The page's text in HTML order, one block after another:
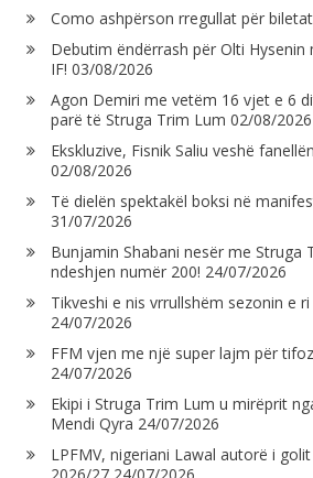
Como ashpërson rregullat për
Debutim ëndërrash për Olti
IF! 03/08/2026
Agon Demiri me vetëm 16 vjet e 6
parë të Struga Trim Lum 02/08/2026
Ekskluzive, Fisnik Saliu veshë
02/08/2026
Të dielën spektakël boksi në
31/07/2026
Bunjamin Shabani nesër me Struga
ndeshjen numër 200! 24/07/2026
Tikveshi e nis vrrullshëm sezonin e
24/07/2026
FFM vjen me një super lajm për
24/07/2026
Ekipi i Struga Trim Lum u mirëprit
Mendi Qyra 24/07/2026
LPFMV, nigeriani Lawal autorë i